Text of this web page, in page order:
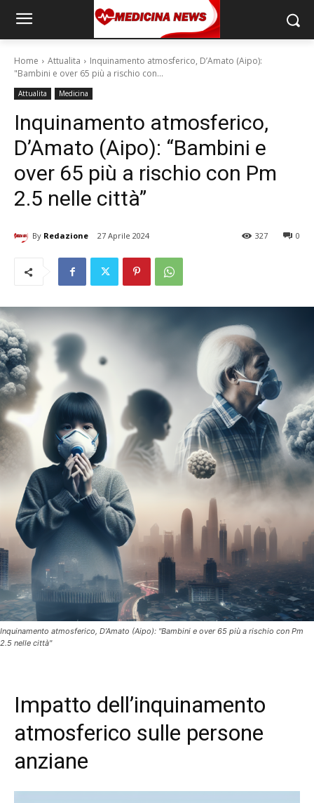
Home Attualita
Inquinamento atmosferico, D’Amato (Aipo):
"Bambini e over 65 più a rischio con...
Attualita Medicina
Inquinamento atmosferico,
D’Amato (Aipo): “Bambini e
over 65 più a rischio con Pm
2.5 nelle città”
By Redazione 27 Aprile 2024 0
327
Inquinamento atmosferico, D’Amato (Aipo): "Bambini e over 65 più a rischio con Pm
2.5 nelle città"
Impatto dell’inquinamento
atmosferico sulle persone
anziane